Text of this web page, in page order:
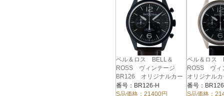
ベル＆ロス BELL＆
ROSS ヴィンテージ
BR126 オリジナルカー
ボン クロノグラフ
41mm
番号：BR126-H
S品価格：21400円
ベル＆ロス
ROSS ヴ
オリジナル
ノ BR126
SS 自動巻
番号：
S品価格：